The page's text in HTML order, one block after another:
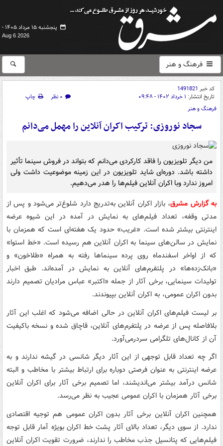
پنجشنبه ۱۵ مرداد ۱۴۰۵ -
Aug 6 2026
فرهنگ و هنر
کد خبر 1491821
تاریخ انتشار: ۱ خرداد ۱۴۰۲ - ۰۹:۴۸ ۰ نظر
چاپ
فرهنگ و هنر
سجاد نوروزی: ترکیب اکران آنلاین را مهمل می‌دانم
من دیگر تلویزیون را فاقد کارکردی می‌دانم که بتواند در فروش سینما تأثیر
داشته باشد. دوره‌ای شاید تلویزیون در این زمینه موضوعیت داشت ولی
امروز ندارد وبا اکران آنلاین فیلم‌ها را هدر می‌دهیم.
به گزارش مشرق، بازار اکران آنلاین به‌تدریج دارد شلوغ‌تر می‌شود و پس از
مدتی وقفه، تعداد فیلم‌های به نمایش در آمده در این شیوه عرضه
اینترنتی بیشتر شده است. «غریب» حدود یک هفته‌ای است که همزمان با
نمایش در سالن‌های سینما به اکران آنلاین هم رسیده است. «خط استوا»
که از اواخر اسفندماه روی پرده سینماها رفته به همراه «طلاخون» و
«بانک‌زده‌ها» در پلتفرم‌های آنلاین به نمایش در آمده‌اند. طبق اخبار
تولیدات سینمایی، برخی آثار از جمله «اکتبر» عباس مرادیان تصمیم دارند
بدون اکران عمومی، به اکران آنلاین بپیوندند.
بر لیست فیلم‌های اکران آنلاین در حالی اضافه می‌شود که اغلب این آثار
بلافاصله پس از عرضه در پلتفرم‌های آنلاین، قاچاق شده و نسخه باکیفیت
آن از کانال‌های تلگرامی سردرمی‌آورد.
اگر چه تعداد قابل توجهی از این آثار دیگر شانسی در گیشه ندارند و به
عرضه اینترنتی به عنوان فرصتی دوباره برای ارتباط بیشتر با مخاطب و البته
شانس درآمد بیشتر می‌اندیشند، اما تصمیم برخی آثار برای اکران آنلاین
برخی آثار همزمان با اکران عمومی عجیب به نظر می‌رسد.
همچنین اکران آنلاین برخی آثار بدون اکران عمومی هم توجیه اقتصادی
ندارد. از سوی دیگر، تعداد بالای آثار پشت خط اکران بویژه آمار قابل توجه
فیلم‌هایی که پتانسیل جذب مخاطب را ندارند، ضرورت تقویت اکران آنلاین